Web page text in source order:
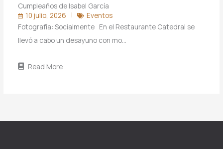
Cumpleaños de Isabel García
10 julio, 2026
Eventos
Fotografía: Socialmente En el Restaurante Catedral se
llevó a cabo un desayuno con mo…
Read More